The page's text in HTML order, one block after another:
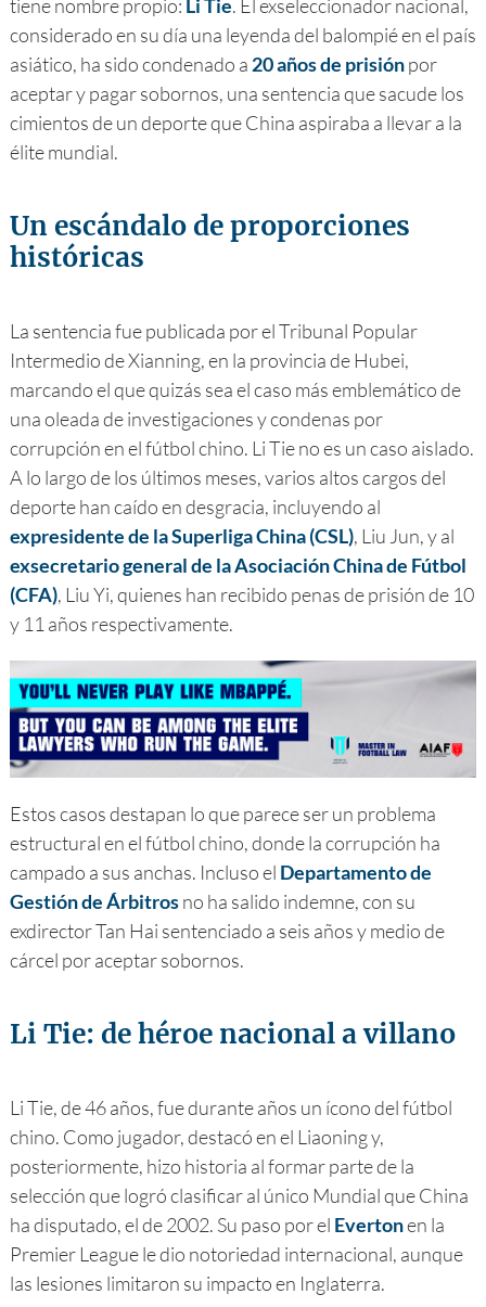
tiene nombre propio: Li Tie. El exseleccionador nacional,
considerado en su día una leyenda del balompié en el país
asiático, ha sido condenado a20 años de prisiónpor
aceptar y pagar sobornos, una sentencia que sacude los
cimientos de un deporte que China aspiraba a llevar a la
élite mundial.
Un escándalo de proporciones
históricas
La sentencia fue publicada por el Tribunal Popular
Intermedio de Xianning, en la provincia de Hubei,
marcando el que quizás sea el caso más emblemático de
una oleada de investigaciones y condenas por
corrupción en el fútbol chino. Li Tie no es un caso aislado.
A lo largo de los últimos meses, varios altos cargos del
deporte han caído en desgracia, incluyendo al
expresidente de la Superliga China (CSL), Liu Jun, y al
exsecretario general de la Asociación China de Fútbol
(CFA), Liu Yi, quienes han recibido penas de prisión de 10
y 11 años respectivamente.
Estos casos destapan lo que parece ser un problema
estructural en el fútbol chino, donde la corrupción ha
campado a sus anchas. Incluso el Departamento de
Gestión de Árbitrosno ha salido indemne, con su
exdirector Tan Hai sentenciado a seis años y medio de
cárcel por aceptar sobornos.
Li Tie: de héroe nacional a villano
Li Tie, de 46 años, fue durante años un ícono del fútbol
chino. Como jugador, destacó en el Liaoning y,
posteriormente, hizo historia al formar parte de la
selección que logró clasificar al único Mundial que China
ha disputado, el de 2002. Su paso por el Evertonen la
Premier League le dio notoriedad internacional, aunque
las lesiones limitaron su impacto en Inglaterra.